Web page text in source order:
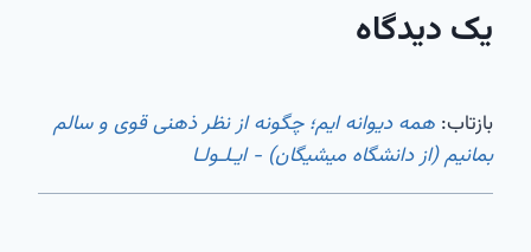
یک دیدگاه
بازتاب: همه دیوانه ایم؛ چگونه از نظر ذهنی قوی و سالم
بمانیم (از دانشگاه میشیگان) - ایـلـولـا